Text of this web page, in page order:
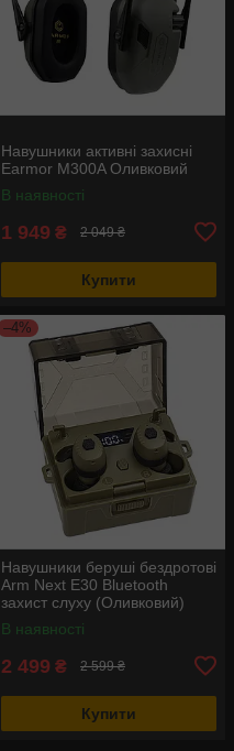
Навушники активні захисні
Earmor M300A Оливковий
В наявності
1 949 ₴ 2 049 ₴
Купити
–4%
Навушники беруші бездротові
Arm Next E30 Bluetooth
захист слуху (Оливковий)
В наявності
2 499 ₴ 2 599 ₴
Купити